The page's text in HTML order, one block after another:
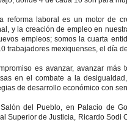
reforma laboral es un motor de
y la creación de empleo en
empleos; somos la cuarta
trabajadores mexiquenses, el día
es avanzar, avanzar
en el combate a la
de desarrollo económico con
del Pueblo, en Palacio de
Superior de Justicia, Ricardo Sodi